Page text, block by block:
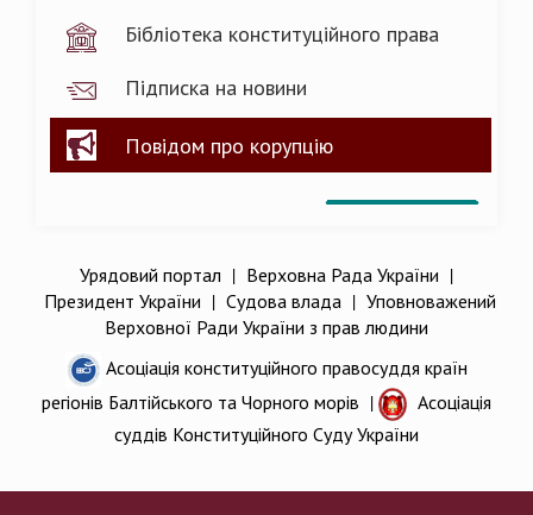
Бібліотека конституційного права
Підписка на новини
Повідом про корупцію
Урядовий портал | Верховна Рада України |
Президент України | Судова влада| Уповноважений
Верховної Ради України з прав людини
Асоціація конституційного правосуддя країн
регіонів Балтійського та Чорного морів |
Асоціація
суддів Конституційного Суду України